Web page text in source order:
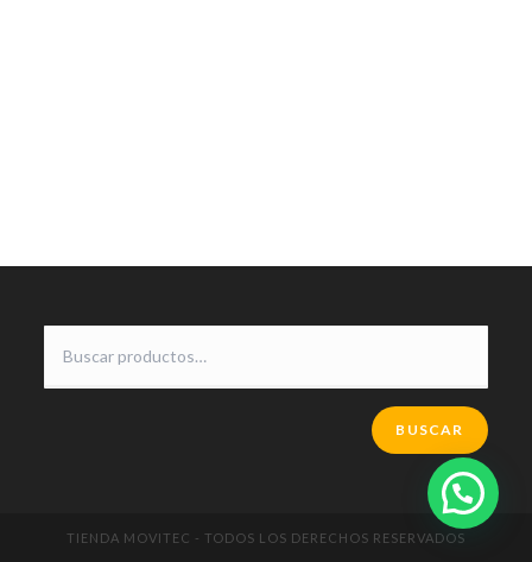
BUSCAR
TIENDA MOVITEC - TODOS LOS DERECHOS RESERVADOS